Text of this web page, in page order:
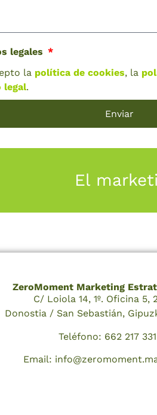
legales
la política de cookies, la
legal.
Enviar
El
ZeroMoment Marketing
C/ Loiola 14, 1º. Oficina 5,
Donostia / San Sebastián,
Teléfono: 662 217 331
Email: